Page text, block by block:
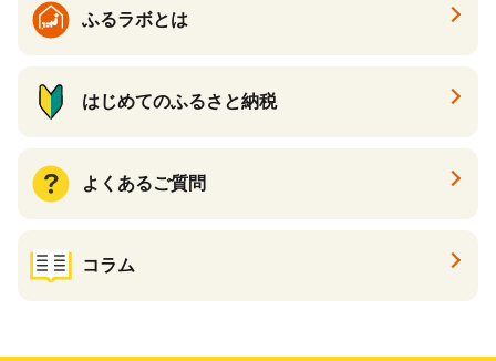
ふるラボとは
はじめてのふるさと納税
よくあるご質問
コラム